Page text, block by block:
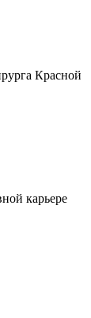
Красной
карьере